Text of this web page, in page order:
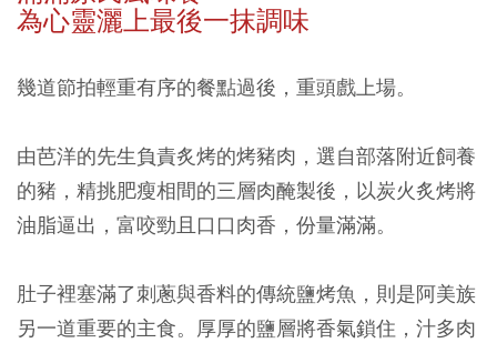
為心靈灑上最後一抹調味
幾道節拍輕重有序的餐點過後，重頭戲上場。
由芭洋的先生負責炙烤的烤豬肉，選自部落附近飼養
的豬，精挑肥瘦相間的三層肉醃製後，以炭火炙烤將
油脂逼出，富咬勁且口口肉香，份量滿滿。
肚子裡塞滿了刺蔥與香料的傳統鹽烤魚，則是阿美族
另一道重要的主食。厚厚的鹽層將香氣鎖住，汁多肉